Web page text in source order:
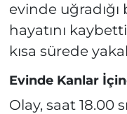
evinde uğradığı
hayatını
kısa sürede
Evinde Kanlar
Olay, saat 18.00